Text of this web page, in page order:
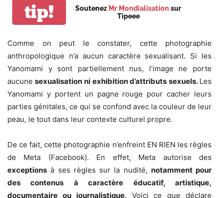
tip! Soutenez Mr Mondialisation sur
Tipeee
Comme on peut le constater, cette photographie
anthropologique n’a aucun caractère sexualisant. Si les
Yanomami y sont partiellement nus, l’image ne porte
aucune sexualisation ni exhibition d’attributs sexuels. Les
Yanomami y portent un pagne rouge pour cacher leurs
parties génitales, ce qui se confond avec la couleur de leur
peau, le tout dans leur contexte culturel propre.
De ce fait, cette photographie n’enfreint EN RIEN les règles
de Meta (Facebook). En effet, Meta autorise des
exceptions à ses règles sur la nudité, notamment pour
des contenus à caractère éducatif, artistique,
documentaire ou journalistique. Voici ce que déclare